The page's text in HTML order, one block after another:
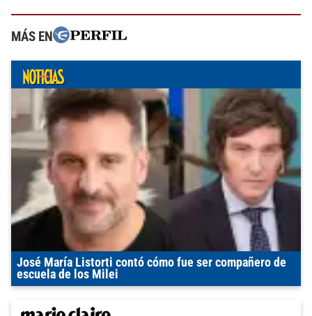
MÁS EN
José María Listorti contó cómo fue ser compañero de
escuela de los Milei